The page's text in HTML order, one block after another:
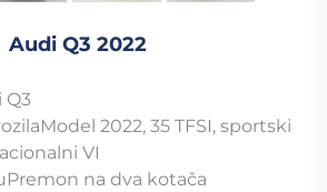
Audi Q3 2022
Q3
2022, 35 TFSI, sportski
VI
na dva kotača